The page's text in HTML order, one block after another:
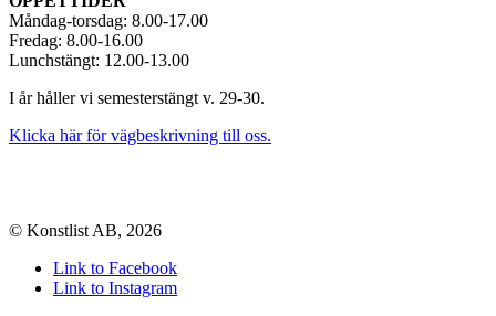
Måndag-torsdag: 8.00-17.00
Fredag: 8.00-16.00
Lunchstängt: 12.00-13.00
I år håller vi semesterstängt v. 29-30.
Klicka här för vägbeskrivning till oss.
© Konstlist AB, 2026
Link to Facebook
Link to Instagram